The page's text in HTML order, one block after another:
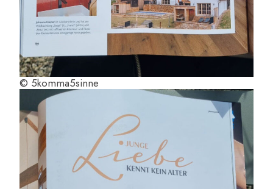
© 5komma5sinne